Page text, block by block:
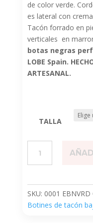
de color verde.
es lateral con
Tacón forrado en
verticales en
botas negras
LOBE Spain.
ARTESANAL.
TALLA
verde
SKU: 0001 EBNVRD
Botines de tacón